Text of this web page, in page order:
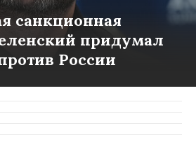
санкционная
придумал
России